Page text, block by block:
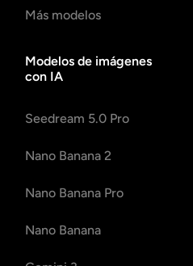
Más modelos
Modelos de imágenes
con IA
Seedream 5.0 Pro
Nano Banana 2
Nano Banana Pro
Nano Banana